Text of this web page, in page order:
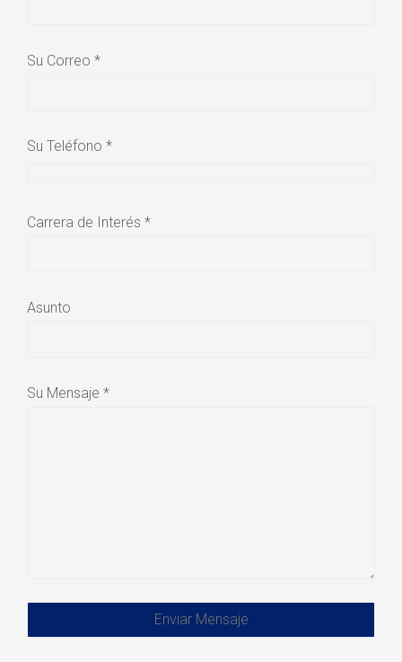
Su Correo *
Su Teléfono *
Carrera de Interés *
Asunto
Su Mensaje *